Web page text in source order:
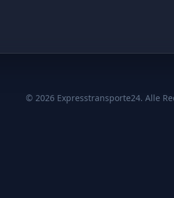
© 2026Expresstransporte24. Alle